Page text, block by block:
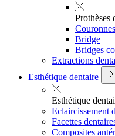
Prothèses
Couronnes
Bridge
Bridges
Extractions
Esthétique dentaire
Esthétique
Eclaircissement
Facettes
Composites